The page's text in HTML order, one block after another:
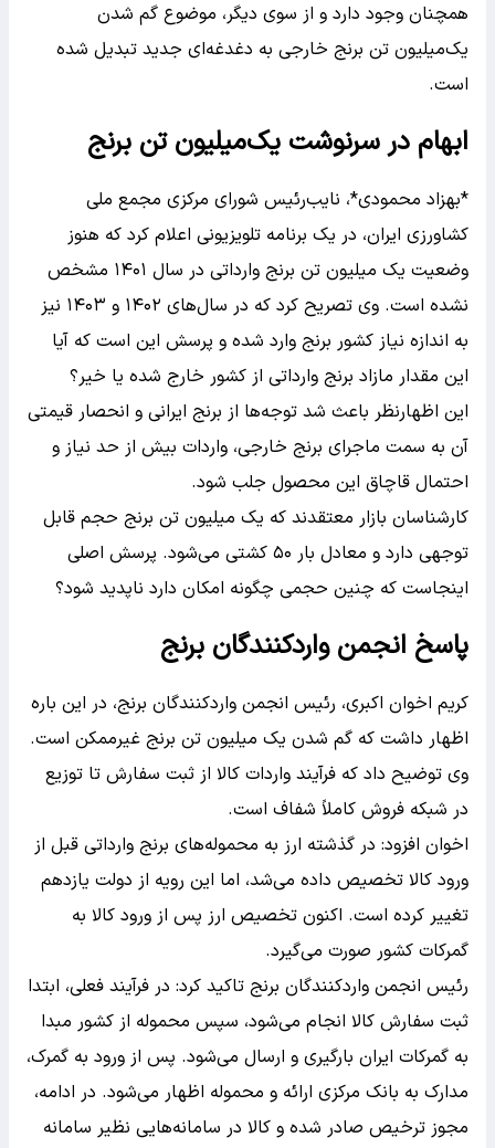
همچنان وجود دارد و از سوی دیگر، موضوع گم شدن
یک‌میلیون تن برنج خارجی به دغدغه‌ای جدید تبدیل شده
است.
ابهام در سرنوشت یک‌میلیون تن برنج
*بهزاد محمودی*، نایب‌رئیس شورای مرکزی مجمع ملی
کشاورزی ایران، در یک برنامه تلویزیونی اعلام کرد که هنوز
وضعیت یک میلیون تن برنج وارداتی در سال ۱۴۰۱ مشخص
نشده است. وی تصریح کرد که در سال‌های ۱۴۰۲ و ۱۴۰۳ نیز
به اندازه نیاز کشور برنج وارد شده و پرسش این است که آیا
این مقدار مازاد برنج وارداتی از کشور خارج شده یا خیر؟
این اظهارنظر باعث شد توجه‌ها از برنج ایرانی و انحصار قیمتی
آن به سمت ماجرای برنج خارجی، واردات بیش از حد نیاز و
احتمال قاچاق این محصول جلب شود.
کارشناسان بازار معتقدند که یک میلیون تن برنج حجم قابل
توجهی دارد و معادل بار ۵۰ کشتی می‌شود. پرسش اصلی
اینجاست که چنین حجمی چگونه امکان دارد ناپدید شود؟
پاسخ انجمن واردکنندگان برنج
کریم اخوان اکبری، رئیس انجمن واردکنندگان برنج، در این باره
اظهار داشت که گم شدن یک میلیون تن برنج غیرممکن است.
وی توضیح داد که فرآیند واردات کالا از ثبت سفارش تا توزیع
در شبکه فروش کاملاً شفاف است.
اخوان افزود: در گذشته ارز به محموله‌های برنج وارداتی قبل از
ورود کالا تخصیص داده می‌شد، اما این رویه از دولت یازدهم
تغییر کرده است. اکنون تخصیص ارز پس از ورود کالا به
گمرکات کشور صورت می‌گیرد.
رئیس انجمن واردکنندگان برنج تاکید کرد: در فرآیند فعلی، ابتدا
ثبت سفارش کالا انجام می‌شود، سپس محموله از کشور مبدا
به گمرکات ایران بارگیری و ارسال می‌شود. پس از ورود به گمرک،
مدارک به بانک مرکزی ارائه و محموله اظهار می‌شود. در ادامه،
مجوز ترخیص صادر شده و کالا در سامانه‌هایی نظیر سامانه